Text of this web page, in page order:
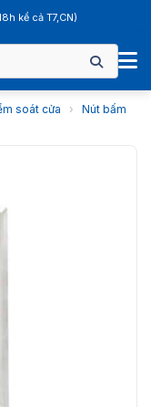
kể cả T7,CN)
soát cửa ›
Nút bấm